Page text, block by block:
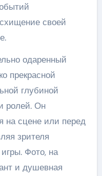
своей
одаренный
прекрасной
глубиной
ролей. Он
на сцене или перед
зрителя
Фото, на
и душевная